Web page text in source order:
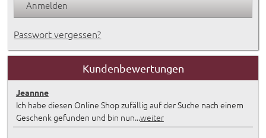
Passwort vergessen?
Kundenbewertungen
Jeannne
Ich habe diesen Online Shop zufällig auf der Suche nach einem
Geschenk gefunden und bin nun...weiter